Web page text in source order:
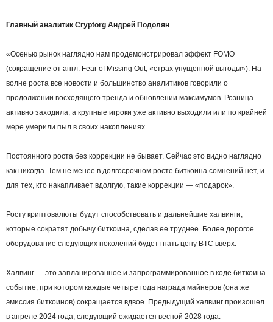
Главный аналитик Cryptorg Андрей Подолян
«Осенью рынок наглядно нам продемонстрировал эффект FOMO
(сокращение от англ. Fear of Missing Out, «страх упущенной выгоды»). На
волне роста все новости и большинство аналитиков говорили о
продолжении восходящего тренда и обновлении максимумов. Розница
активно заходила, а крупные игроки уже активно выходили или по крайней
мере умерили пыл в своих накоплениях.
Постоянного роста без коррекции не бывает. Сейчас это видно наглядно
как никогда. Тем не менее в долгосрочном росте биткоина сомнений нет, и
для тех, кто накапливает вдолгую, такие коррекции — «подарок».
Росту криптовалюты будут способствовать и дальнейшие халвинги,
которые сократят добычу биткоина, сделав ее труднее. Более дорогое
оборудование следующих поколений будет гнать цену BTC вверх.
Халвинг — это запланированное и запрограммированное в коде биткоина
событие, при котором каждые четыре года награда майнеров (она же
эмиссия биткоинов) сокращается вдвое. Предыдущий халвинг произошел
в апреле 2024 года, следующий ожидается весной 2028 года.